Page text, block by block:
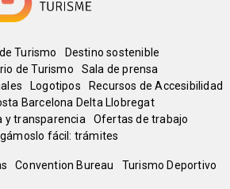
Turismo
Destino sostenible
de Turismo
Sala de prensa
Logotipos
Recursos de Accesibilidad
Barcelona Delta Llobregat
y transparencia
Ofertas de trabajo
fácil: trámites
Convention Bureau Turismo Deportivo